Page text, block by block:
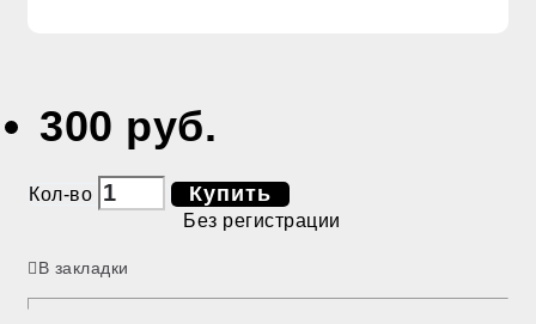
300 руб.
Кол-во Купить
Без регистрации
В закладки